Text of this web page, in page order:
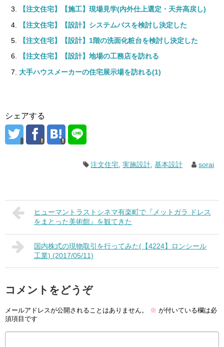
【注文住宅】【施工】現場見学(内外仕上選定・天井高戻し)
【注文住宅】【設計】システムバスを検討し決定した
【注文住宅】【設計】1階の洗面化粧台を検討し決定した
【注文住宅】【設計】地場の工務店を訪れる
大手ハウスメーカーの住宅展示場を訪れる(1)
シェアする
注文住宅 ,実施設計 ,基本設計 sorai
ヒューマントラストシネマ有楽町で『メットガラ ドレス
をまとった美術館』を観てきた
国内株式の現物取引を行ってみた(【4224】ロンシール
工業) (2017/05/11)
コメントをどうぞ
メールアドレスが公開されることはありません。 ※ が付いている欄は必
須項目です